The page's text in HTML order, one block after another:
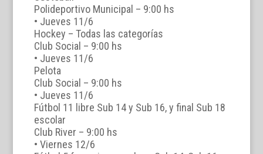
Polideportivo Municipal – 9:00 hs
• Jueves 11/6
Hockey – Todas las categorías
Club Social – 9:00 hs
• Jueves 11/6
Pelota
Club Social – 9:00 hs
• Jueves 11/6
Fútbol 11 libre Sub 14 y Sub 16, y final Sub 18
escolar
Club River – 9:00 hs
• Viernes 12/6